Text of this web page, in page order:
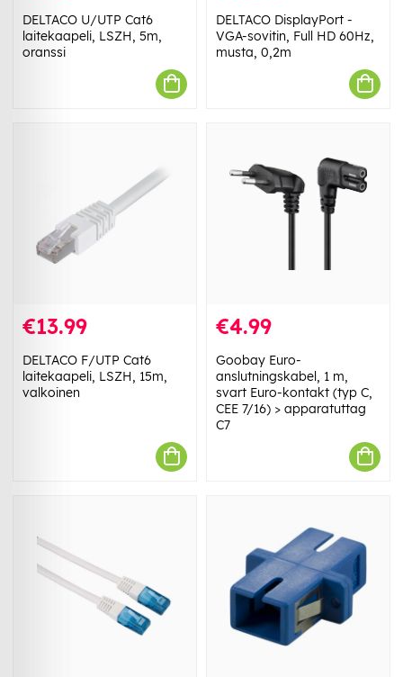
DELTACO U/UTP Cat6
laitekaapeli, LSZH, 5m,
oranssi
DELTACO DisplayPort -
VGA-sovitin, Full HD 60Hz,
musta, 0,2m
€13.99
DELTACO F/UTP Cat6
laitekaapeli, LSZH, 15m,
valkoinen
€4.99
Goobay Euro-
anslutningskabel, 1 m,
svart Euro-kontakt (typ C,
CEE 7/16) > apparatuttag
C7